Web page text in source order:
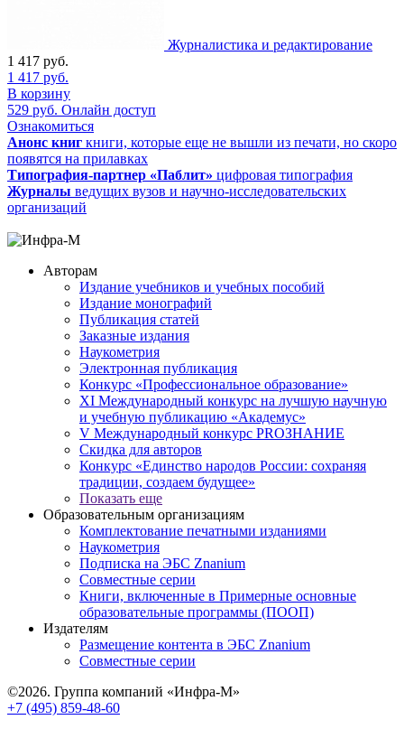
Журналистика и редактирование
1 417 руб.
1 417 руб.
В корзину
529 руб. Онлайн доступ
Ознакомиться
Анонс книг книги, которые еще не вышли из печати, но скоро
появятся на прилавках
Типография-партнер «Паблит» цифровая типография
Журналы ведущих вузов и научно-исследовательских
организаций
Авторам
Издание учебников и учебных пособий
Издание монографий
Публикация статей
Заказные издания
Наукометрия
Электронная публикация
Конкурс «Профессиональное образование»
XI Международный конкурс на лучшую научную
и учебную публикацию «Академус»
V Международный конкурс PROЗНАНИЕ
Скидка для авторов
Конкурс «Единство народов России: сохраняя
традиции, создаем будущее»
Показать еще
Образовательным организациям
Комплектование печатными изданиями
Наукометрия
Подписка на ЭБС Znanium
Совместные серии
Книги, включенные в Примерные основные
образовательные программы (ПООП)
Издателям
Размещение контента в ЭБС Znanium
Совместные серии
©2026. Группа компаний «Инфра-М»
+7 (495) 859-48-60